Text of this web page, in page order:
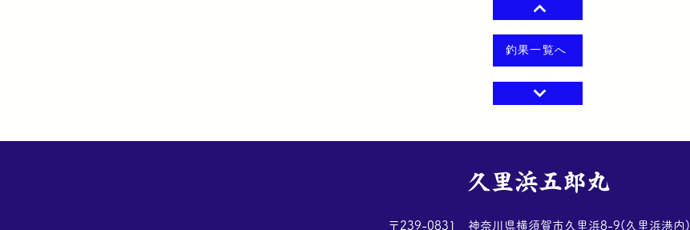
釣果一覧へ
​久里浜五郎丸
​〒239-0831 神奈川県横須賀市久里浜8-9(久里浜港内)